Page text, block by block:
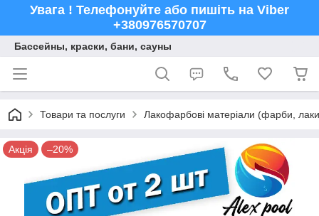
Увага ! Телефонуйте або пишіть на Viber
+380976570707
Бассейны, краски, бани, сауны
Товари та послуги Лакофарбові матеріали (фарби,
Акція –20%